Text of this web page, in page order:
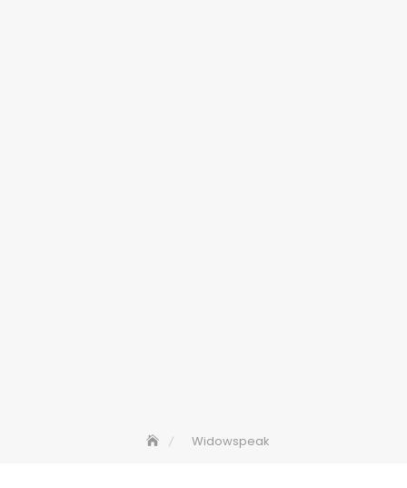
Widowspeak